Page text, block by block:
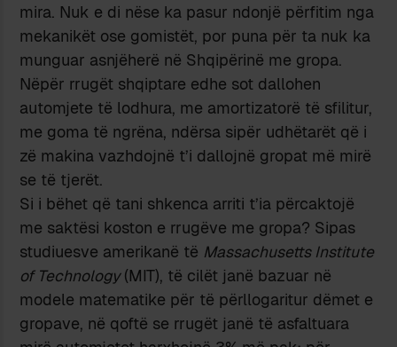
mira. Nuk e di nëse ka pasur ndonjë përfitim nga
mekanikët ose gomistët, por puna për ta nuk ka
munguar asnjëherë në Shqipërinë me gropa.
Nëpër rrugët shqiptare edhe sot dallohen
automjete të lodhura, me amortizatorë të sfilitur,
me goma të ngrëna, ndërsa sipër udhëtarët që i
zë makina vazhdojnë t’i dallojnë gropat më mirë
se të tjerët.
Si i bëhet që tani shkenca arriti t’ia përcaktojë
me saktësi koston e rrugëve me gropa? Sipas
studiuesve amerikanë të Massachusetts Institute
of Technology(MIT), të cilët janë bazuar në
modele matematike për të përllogaritur dëmet e
gropave, në qoftë se rrugët janë të asfaltuara